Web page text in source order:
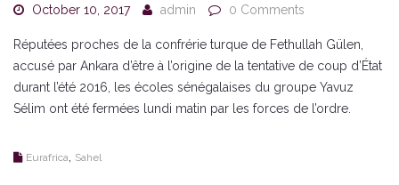
October 10, 2017 admin 0 Comments
Réputées proches de la confrérie turque de Fethullah Gülen,
accusé par Ankara d’être à l’origine de la tentative de coup d’État
durant l’été 2016, les écoles sénégalaises du groupe Yavuz
Sélim ont été fermées lundi matin par les forces de l’ordre.
Eurafrica Sahel